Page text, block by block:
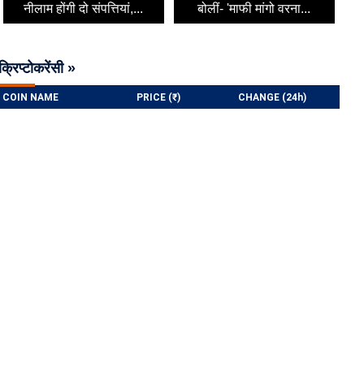
नीलाम होंगी दो संपत्तियां,...
बोलीं- 'माफी मांगो वरना...
»